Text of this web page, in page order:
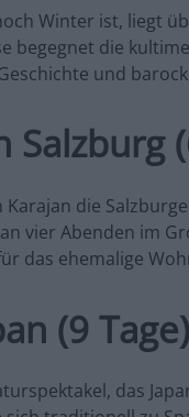
Winter ist, liegt
begegnet die
und
die
vier Abenden im
das ehemalige
(9 Tage)
das